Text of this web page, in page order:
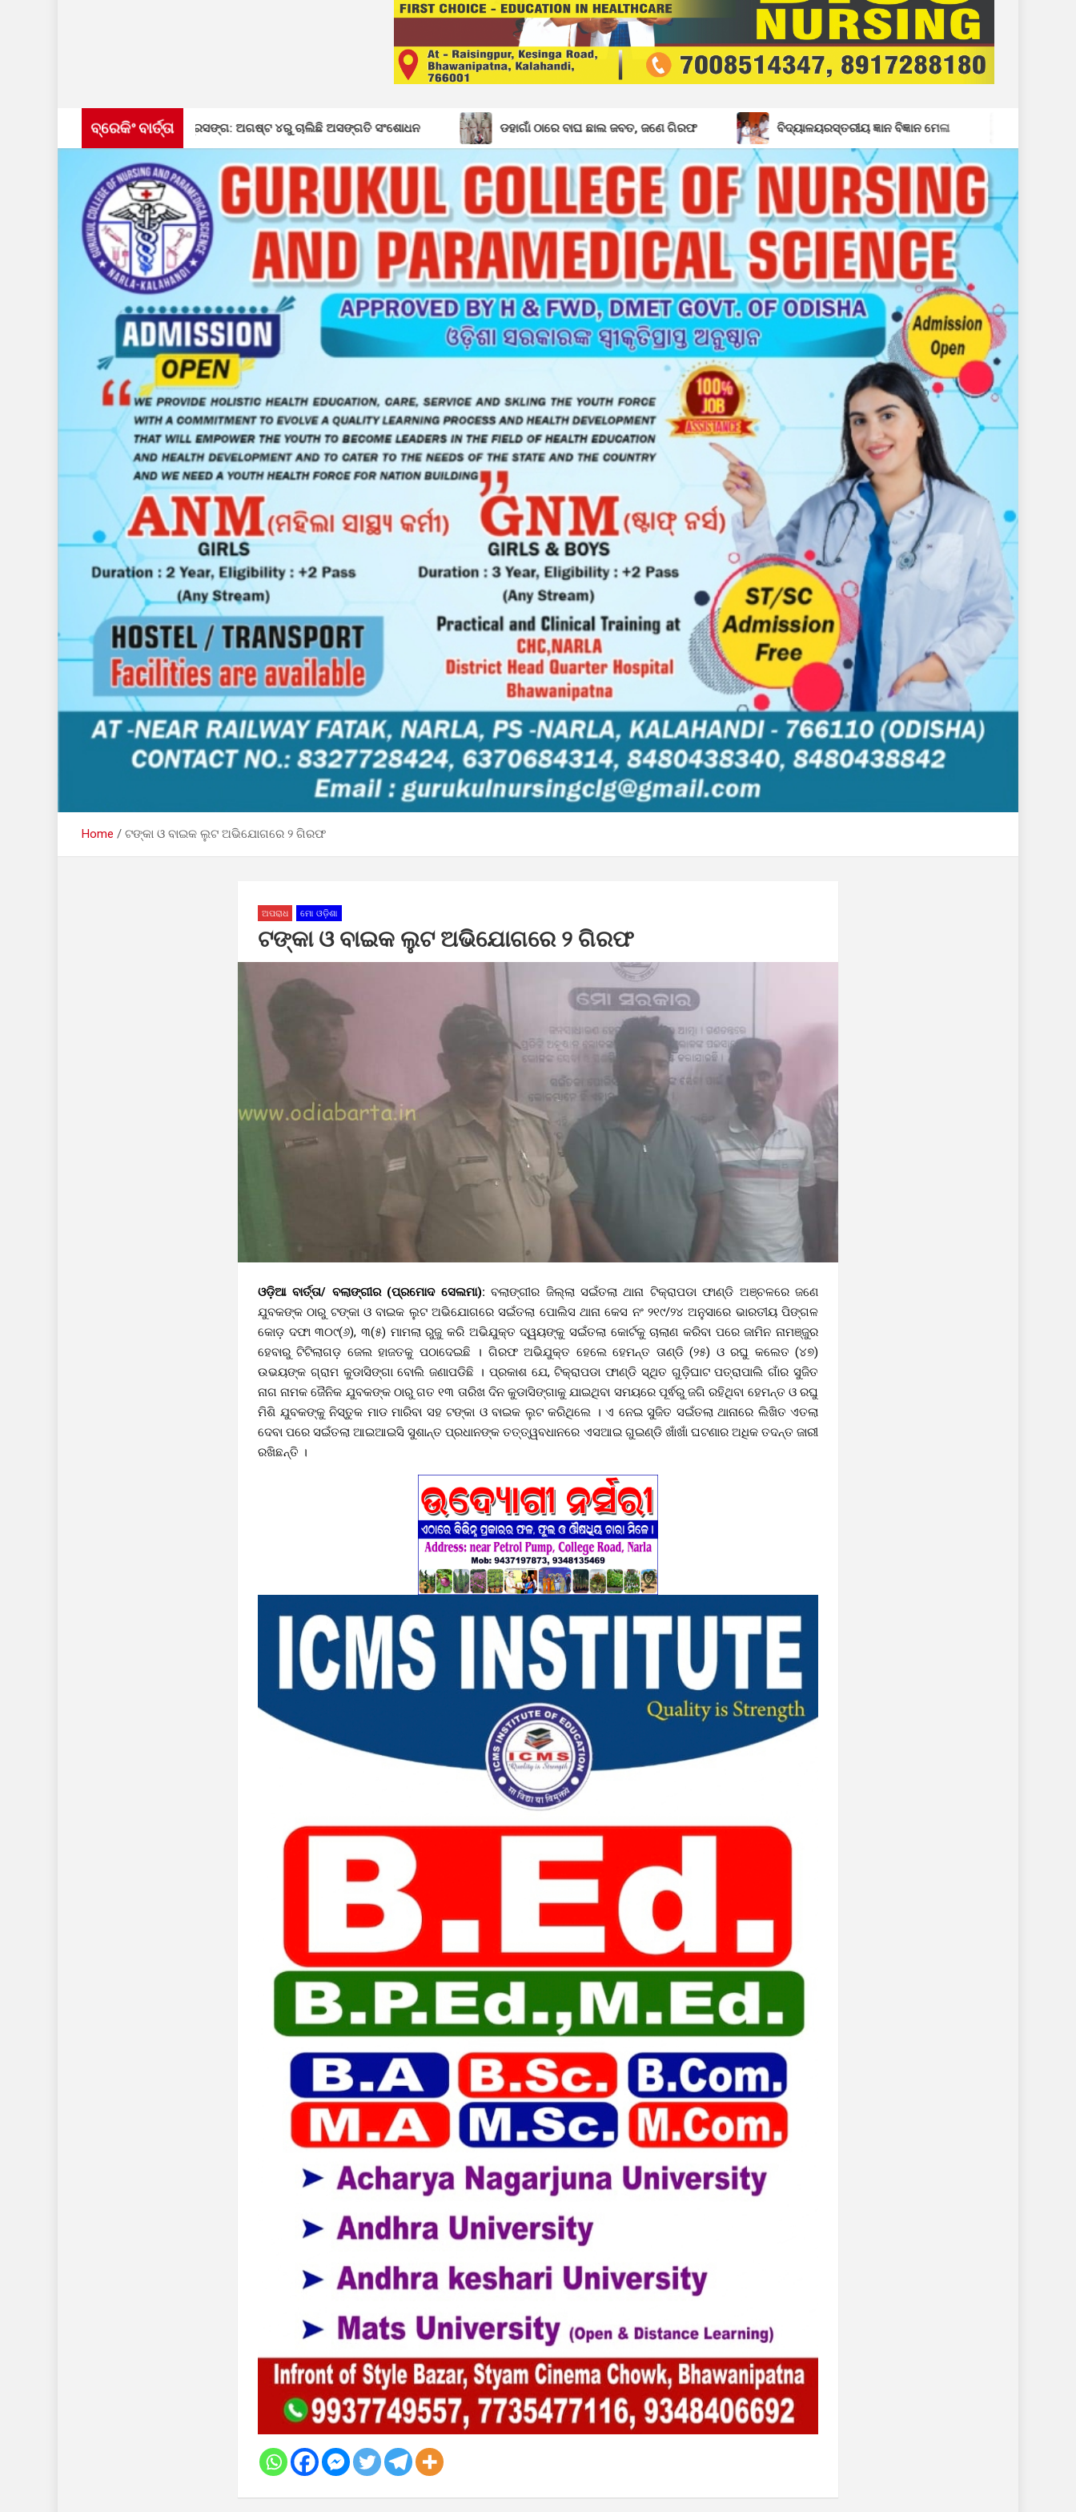
ବ୍ରେକିଂ ବାର୍ତ୍ତା
କାର୍ଯ୍ୟ ପ୍ରସଙ୍ଗ: ଅଗଷ୍ଟ ୪ରୁ ଚାଲିଛି ଅସଙ୍ଗତି ସଂଶୋଧନ ଡହାଗାଁ ଠାରେ ବାଘ ଛାଲ ଜବତ, ଜଣେ ଗିରଫ ବିଦ୍ୟାଳୟରସ୍ତରୀୟ ଜ୍ଞାନ ବିଜ୍ଞାନ ମେଳା ବ୍ଳକସ୍ତରୀୟ ସ୍ୱାଧୀନତା ଦିବସ
Home ଟଙ୍କା ଓ ବାଇକ ଲୁଟ ଅଭିଯୋଗରେ ୨ ଗିରଫ
ଅପରାଧ ମୋ ଓଡ଼ିଶା
ଟଙ୍କା ଓ ବାଇକ ଲୁଟ ଅଭିଯୋଗରେ ୨ ଗିରଫ
ଓଡ଼ିଆ ବାର୍ତ୍ତା/ ବଲାଙ୍ଗୀର (ପ୍ରମୋଦ ସେଲମା): ବଲାଙ୍ଗୀର ଜିଲ୍ଲା ସଇଁତଲା ଥାନା ଟିକ୍ରାପଡା ଫାଣ୍ଡି ଅଞ୍ଚଳରେ ଜଣେ
ଯୁବକଙ୍କ ଠାରୁ ଟଙ୍କା ଓ ବାଇକ ଲୁଟ ଅଭିଯୋଗରେ ସଇଁତଲା ପୋଲିସ ଥାନା କେସ ନଂ ୨୧୯/୨୪ ଅନୁସାରେ ଭାରତୀୟ ପିଙ୍ଗଳ
କୋଡ଼ ଦଫା ୩୦୯(୬), ୩(୫) ମାମଲା ରୁଜୁ କରି ଅଭିଯୁକ୍ତ ଦ୍ୱୟଙ୍କୁ ସଇଁତଲା କୋର୍ଟକୁ ଚାଲାଣ କରିବା ପରେ ଜାମିନ ନାମଞ୍ଜୁର
ହେବାରୁ ଟିଟିଲାଗଡ଼ ଜେଲ ହାଜତକୁ ପଠାଦେଇଛି । ଗିରଫ ଅଭିଯୁକ୍ତ ହେଲେ ହେମନ୍ତ ତାଣ୍ଡି (୨୫) ଓ ରଘୁ କଲେତ (୪୭)
ଉଭୟଙ୍କ ଗ୍ରାମ କୁଡାସିଙ୍ଗା ବୋଲି ଜଣାପଡିଛି । ପ୍ରକାଶ ଯେ, ଟିକ୍ରାପଡା ଫାଣ୍ଡି ସ୍ଥିତ ଗୁଡ଼ିଘାଟ ପତ୍ରାପାଲି ଗାଁର ସୁଜିତ
ନାଗ ନାମକ ଜୈନିକ ଯୁବକଙ୍କ ଠାରୁ ଗତ ୧୩ ତାରିଖ ଦିନ କୁଡାସିଙ୍ଗାକୁ ଯାଇଥିବା ସମୟରେ ପୂର୍ଵରୁ ଜଗି ରହିଥିବା ହେମନ୍ତ ଓ ରଘୁ
ମିଶି ଯୁବକଙ୍କୁ ନିସ୍ତୁକ ମାଡ ମାରିବା ସହ ଟଙ୍କା ଓ ବାଇକ ଲୁଟ କରିଥିଲେ । ଏ ନେଇ ସୁଜିତ ସଇଁତଲା ଥାନାରେ ଲିଖିତ ଏତଲା
ଦେବା ପରେ ସଇଁତଲା ଆଇଆଇସି ସୁଶାନ୍ତ ପ୍ରଧାନଙ୍କ ତତ୍ତ୍ୱବଧାନରେ ଏସଆଇ ଗୁଇଣ୍ଡି ଖାଁଖାଁ ଘଟଣାର ଅଧିକ ତଦନ୍ତ ଜାରୀ
ରଖିଛନ୍ତି ।